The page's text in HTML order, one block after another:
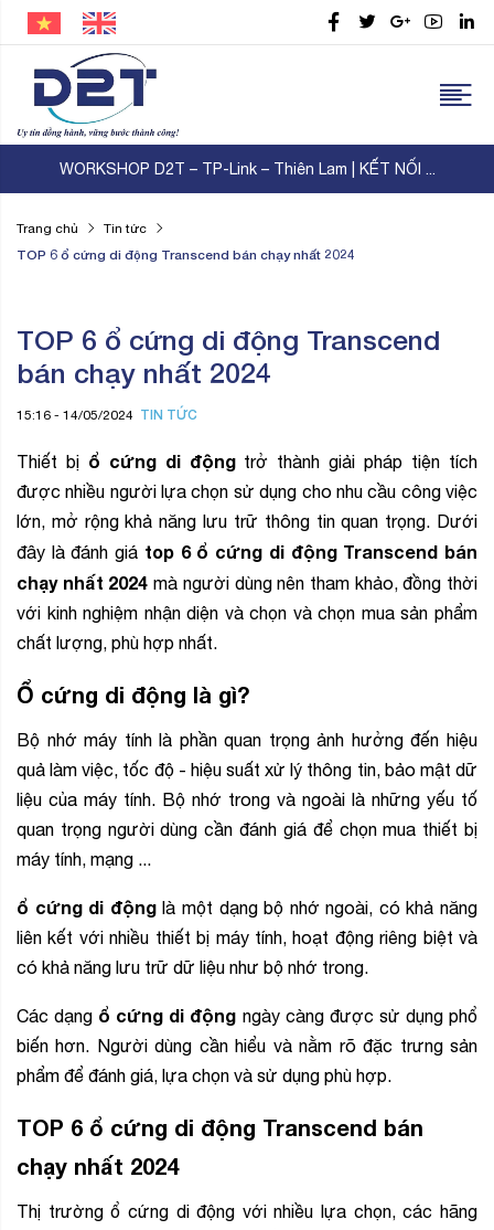
WORKSHOP D2T – TP-Link – Thiên Lam | KẾT NỐI ...
Trang chủ Tin tức
TOP 6 ổ cứng di động Transcend bán chạy nhất 2024
TOP 6 ổ cứng di động Transcend
bán chạy nhất 2024
15:16 - 14/05/2024 TIN TỨC
Thiết bị ổ cứng di động trở thành giải pháp tiện tích
được nhiều người lựa chọn sử dụng cho nhu cầu công việc
lớn, mở rộng khả năng lưu trữ thông tin quan trọng. Dưới
đây là đánh giá top 6 ổ cứng di động Transcend bán
chạy nhất 2024 mà người dùng nên tham khảo, đồng thời
với kinh nghiệm nhận diện và chọn và chọn mua sản phẩm
chất lượng, phù hợp nhất.
Ổ cứng di động là gì?
Bộ nhớ máy tính là phần quan trọng ảnh hưởng đến hiệu
quả làm việc, tốc độ - hiệu suất xử lý thông tin, bảo mật dữ
liệu của máy tính. Bộ nhớ trong và ngoài là những yếu tố
quan trọng người dùng cần đánh giá để chọn mua thiết bị
máy tính, mạng ...
ổ cứng di độnglà một dạng bộ nhớ ngoài, có khả năng
liên kết với nhiều thiết bị máy tính, hoạt động riêng biệt và
có khả năng lưu trữ dữ liệu như bộ nhớ trong.
Các dạng ổ cứng di động ngày càng được sử dụng phổ
biến hơn. Người dùng cần hiểu và nằm rõ đặc trưng sản
phẩm để đánh giá, lựa chọn và sử dụng phù hợp.
TOP 6 ổ cứng di động Transcend bán
chạy nhất 2024
Thị trường ổ cứng di động với nhiều lựa chọn, các hãng